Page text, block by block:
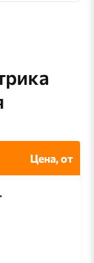
Цена, от